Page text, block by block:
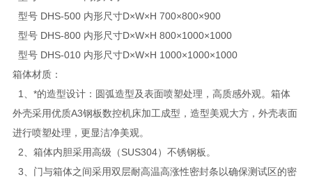
型号 DHS-500 内形尺寸D×W×H 700×800×900
型号 DHS-800 内形尺寸D×W×H 800×1000×1000
型号 DHS-010 内形尺寸D×W×H 1000×1000×1000
箱体材质：
1、*的造型设计：圆弧造型及表面喷塑处理，高质感外观。箱体
外壳采用优质A3钢板数控机床加工成型，造型美观大方，外壳表面
进行喷塑处理，更显洁净美观。
2、箱体内胆采用高级（SUS304）不锈钢板。
3、门与箱体之间采用双层耐高温高涨性密封条以确保测试区的密